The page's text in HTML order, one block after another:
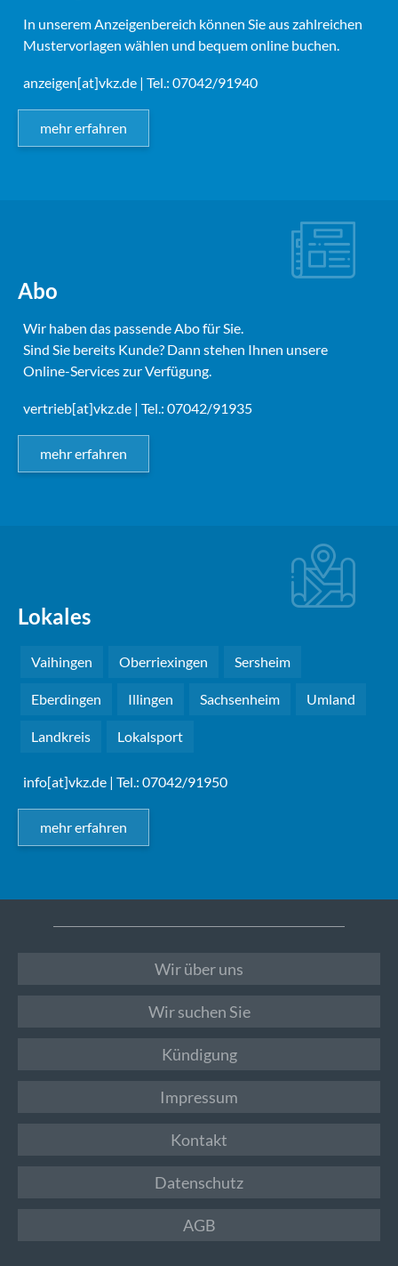
In unserem Anzeigenbereich können Sie aus zahlreichen
Mustervorlagen wählen und bequem online buchen.
anzeigen[at]vkz.de | Tel.: 07042/91940
mehr erfahren
Abo
Wir haben das passende Abo für Sie.
Sind Sie bereits Kunde? Dann stehen Ihnen unsere
Online-Services zur Verfügung.
vertrieb[at]vkz.de | Tel.: 07042/91935
mehr erfahren
Lokales
Vaihingen Oberriexingen Sersheim
Eberdingen Illingen Sachsenheim Umland
Landkreis Lokalsport
info[at]vkz.de | Tel.: 07042/91950
mehr erfahren
Wir über uns
Wir suchen Sie
Kündigung
Impressum
Kontakt
Datenschutz
AGB